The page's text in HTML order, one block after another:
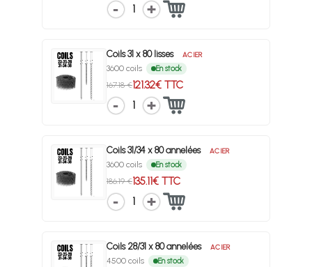
1
Coils 31 x 80 lisses ACIER
3600 coils En stock
167.18 €121.32€ TTC
1
Coils 31/34 x 80 annelées ACIER
3600 coils En stock
186.19 €135.11€ TTC
1
Coils 28/31 x 80 annelées ACIER
4500 coils En stock